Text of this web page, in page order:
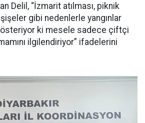
Delil, “İzmarit atılması, piknik
gibi nedenlerle yangınlar
ki mesele sadece çiftçi
ilgilendiriyor” ifadelerini